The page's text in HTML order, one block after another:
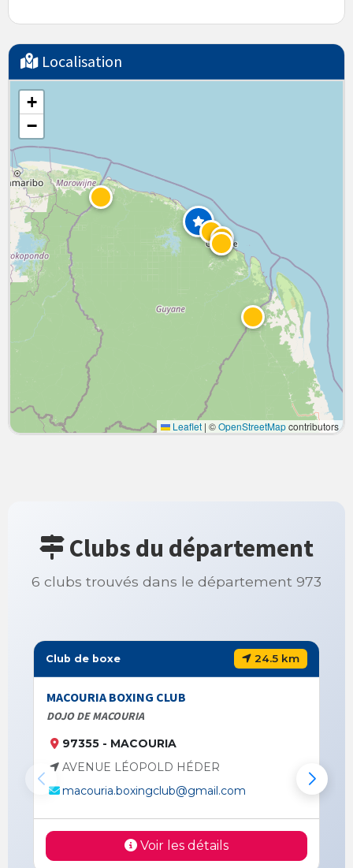
Localisation
+
−
Leaflet | ©OpenStreetMapcontributors
Clubs du département
6 clubs trouvés dans le département 973
Club de boxe 24.5 km
MACOURIA BOXING CLUB
DOJO DE MACOURIA
97355 - MACOURIA
AVENUE LÉOPOLD HÉDER
macouria.boxingclub@gmail.com
Voir les détails